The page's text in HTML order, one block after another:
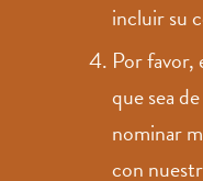
incluir su
Por
que sea
nominar
con